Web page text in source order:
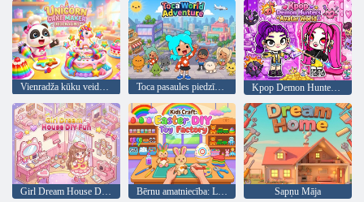
Vienradža kūku veidotāja dekorēšana Toca pasaules piedzīvojums Kpop Demon Hunters Avatar World
Girl Dream House DIY Fun Bērnu amatniecība: Lieldienu DIY rotaļlietu fabrika Sapņu Māja